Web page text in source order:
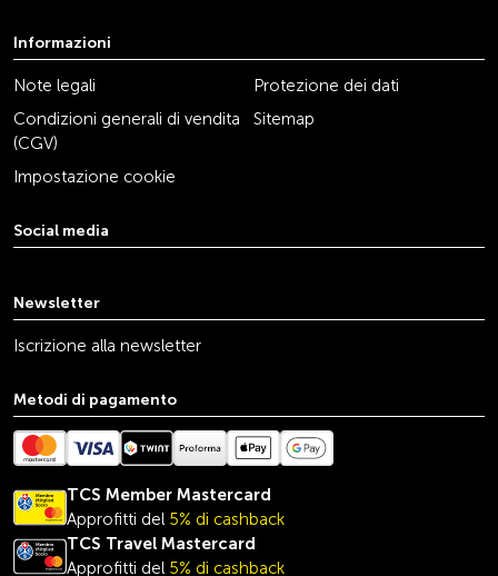
Informazioni
Note legali
Protezione dei dati
Condizioni generali di vendita
(CGV)
Sitemap
Impostazione cookie
Social media
Newsletter
Iscrizione alla newsletter
Metodi di pagamento
TCS Member Mastercard
Approfitti del 5% di cashback
TCS Travel Mastercard
Approfitti del 5% di cashback